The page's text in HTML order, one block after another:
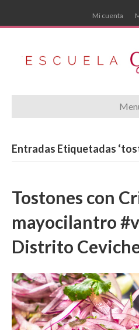
Mi cuenta
Entradas Etiquetadas
Tostones con
mayocilantro
Distrito